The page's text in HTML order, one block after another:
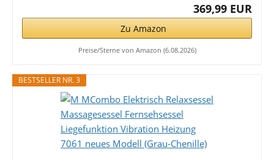
369,99 EUR
Zu Amazon
Preise/Sterne von Amazon (6.08.2026)
BESTSELLER NR. 3